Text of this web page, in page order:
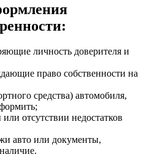
личность доверителя и
право собственности на
средства) автомобиля,
отсутствии недостатков
авто или документы,